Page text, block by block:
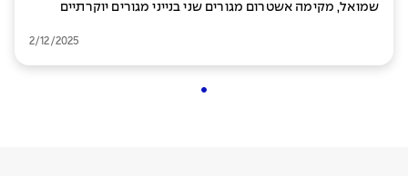
שמואל, מקימה אשטרום מגורים שני בנייני מגורים יוקרתיים
איכותיים, ופארקים ירוקים. בפרויקט, אשר בנייתו תושלם בשנת
הילדים בשלווה ובביטחון, עטופים בחיי קהילה עשירים. במילים
2/12/2025